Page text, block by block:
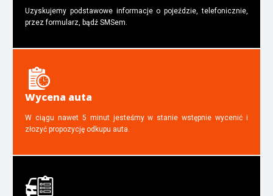
Uzyskujemy podstawowe informacje o pojeździe, telefonicznie,
przez formularz, bądź SMSem.
Wycena auta
W ciągu nawet 5 minut jesteśmy w stanie wstępnie wycenić i
złozyć propozycję odkupu auta.